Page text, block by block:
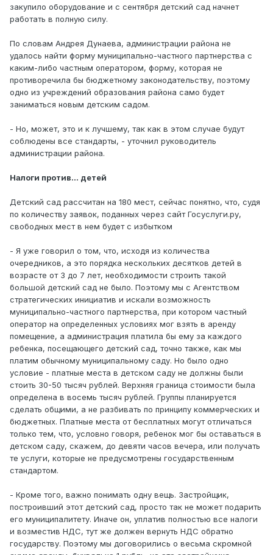
закупило оборудование и с сентября детский сад начнет
работать в полную силу.
По словам Андрея Дунаева, администрации района не
удалось найти форму муниципально-частного партнерства с
каким-либо частным оператором, форму, которая не
противоречила бы бюджетному законодательству, поэтому
одно из учреждений образования района само будет
заниматься новым детским садом.
- Но, может, это и к лучшему, так как в этом случае будут
соблюдены все стандарты, - уточнил руководитель
администрации района.
Налоги против… детей
Детский сад рассчитан на 180 мест, сейчас понятно, что, судя
по количеству заявок, поданных через сайт Госуслуги.ру,
свободных мест в нем будет с избытком
- Я уже говорил о том, что, исходя из количества
очередников, а это порядка нескольких десятков детей в
возрасте от 3 до 7 лет, необходимости строить такой
большой детский сад не было. Поэтому мы с Агентством
стратегических инициатив и искали возможность
муниципально-частного партнерства, при котором частный
оператор на определенных условиях мог взять в аренду
помещение, а администрация платила бы ему за каждого
ребенка, посещающего детский сад, точно также, как мы
платим обычному муниципальному саду. Но было одно
условие - платные места в детском саду не должны были
стоить 30-50 тысяч рублей. Верхняя граница стоимости была
определена в восемь тысяч рублей. Группы планируется
сделать общими, а не разбивать по принципу коммерческих и
бюджетных. Платные места от бесплатных могут отличаться
только тем, что, условно говоря, ребенок мог бы оставаться в
детском саду, скажем, до девяти часов вечера, или получать
те услуги, которые не предусмотрены государственным
стандартом.
- Кроме того, важно понимать одну вещь. Застройщик,
построивший этот детский сад, просто так не может подарить
его муниципалитету. Иначе он, уплатив полностью все налоги
и возместив НДС, тут же должен вернуть НДС обратно
государству. Поэтому мы договорились о весьма скромной